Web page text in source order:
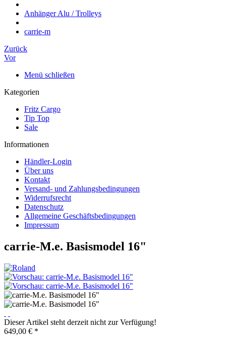
Anhänger Alu / Trolleys
carrie-m
Zurück
Vor
Menü schließen
Kategorien
Fritz Cargo
Tip Top
Sale
Informationen
Händler-Login
Über uns
Kontakt
Versand- und Zahlungsbedingungen
Widerrufsrecht
Datenschutz
Allgemeine Geschäftsbedingungen
Impressum
carrie-M.e. Basismodel 16"
Dieser Artikel steht derzeit nicht zur Verfügung!
649,00 € *